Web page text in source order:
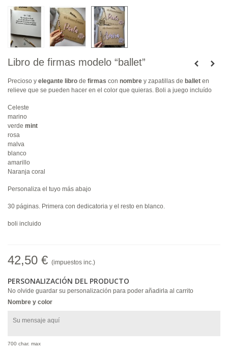
Libro de firmas modelo “ballet”
Precioso y elegante libro de firmas con nombre y zapatillas de ballet en
relieve que se pueden hacer en el color que quieras. Boli a juego incluído
Celeste
marino
verde mint
rosa
malva
blanco
amarillo
Naranja coral
Personaliza el tuyo más abajo
30 páginas. Primera con dedicatoria y el resto en blanco.
boli incluido
42,50 € (impuestos inc.)
PERSONALIZACIÓN DEL PRODUCTO
No olvide guardar su personalización para poder añadirla al carrito
Nombre y color
700 char. max